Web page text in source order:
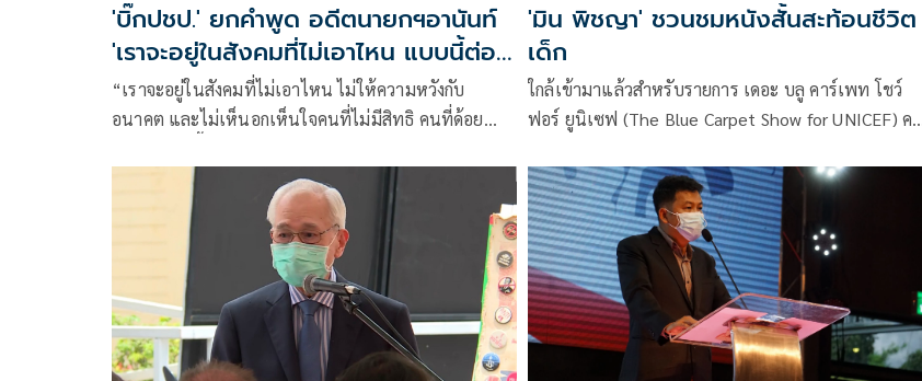
'บิ๊กปชป.' ยกคำพูด อดีตนายกฯอานันท์
'เราจะอยู่ในสังคมที่ไม่เอาไหน แบบนี้ต่อ
ไปหรือ?'
“เราจะอยู่ในสังคมที่ไม่เอาไหน ไม่ให้ความหวังกับ
อนาคต และไม่เห็นอกเห็นใจคนที่ไม่มีสิทธิ คนที่ด้อย
'มิน พิชญา' ชวนชมหนังสั้นสะท้อนชีวิต
เด็ก
ใกล้เข้ามาแล้วสำหรับรายการ เดอะ บลู คาร์เพท โชว์
ฟอร์ ยูนิเซฟ (The Blue Carpet Show for UNICEF) ครั้ง
18.00 น. เป็นต้นไป ทางช่อง 7HD หนึ่งในความพิเศษที่
เป็นไฮไลท์ของรายการในทุก ๆ ปี คือ หนังสั้นการลงพื้นที่
จริงของเหล่าคนดัง เพื่อไปสัมผัสความยากลำบากในการ
ใช้ชีวิตของเด็กและประชากรกลุ่มเปราะบาง และ
ถ่ายทอดเรื่องราวเหล่านั้นสู่สายตาของคนทั้งประเทศ